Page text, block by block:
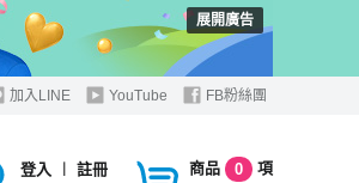
展開廣告
加入LINE YouTube FB粉絲團
登入 ︱
註冊
商品 0
項